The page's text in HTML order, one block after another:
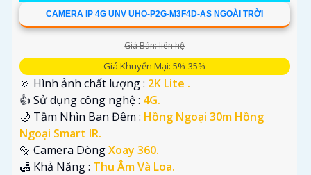
CAMERA IP 4G UNV UHO-P2G-M3F4D-AS NGOÀI TRỜI
Giá Bán: liên hệ
Giá Khuyến Mại: 5%-35%
🔅 Hình ảnh chất lượng : 2K Lite .
👍 Sử dụng công nghệ : 4G.
🌙 Tầm Nhìn Ban Đêm : Hồng Ngoại 30m Hồng
Ngoại Smart IR.
🔩 Camera DòngXoay 360.
️🛃 Khả Năng : Thu Âm Và Loa.